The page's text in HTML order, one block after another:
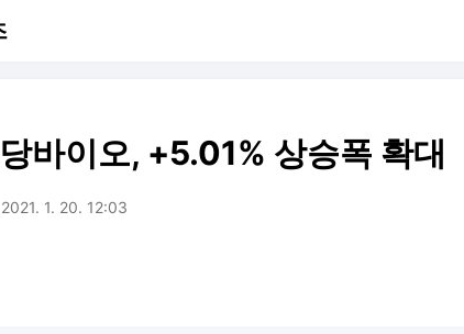
바이오, +5.01% 상승폭 확대
2021. 1. 20. 12:03